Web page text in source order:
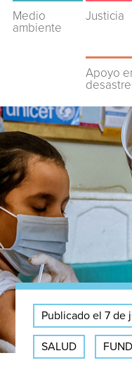
Medio
ambiente
Justicia
Apoyo
Publicado el 7 de
SALUD